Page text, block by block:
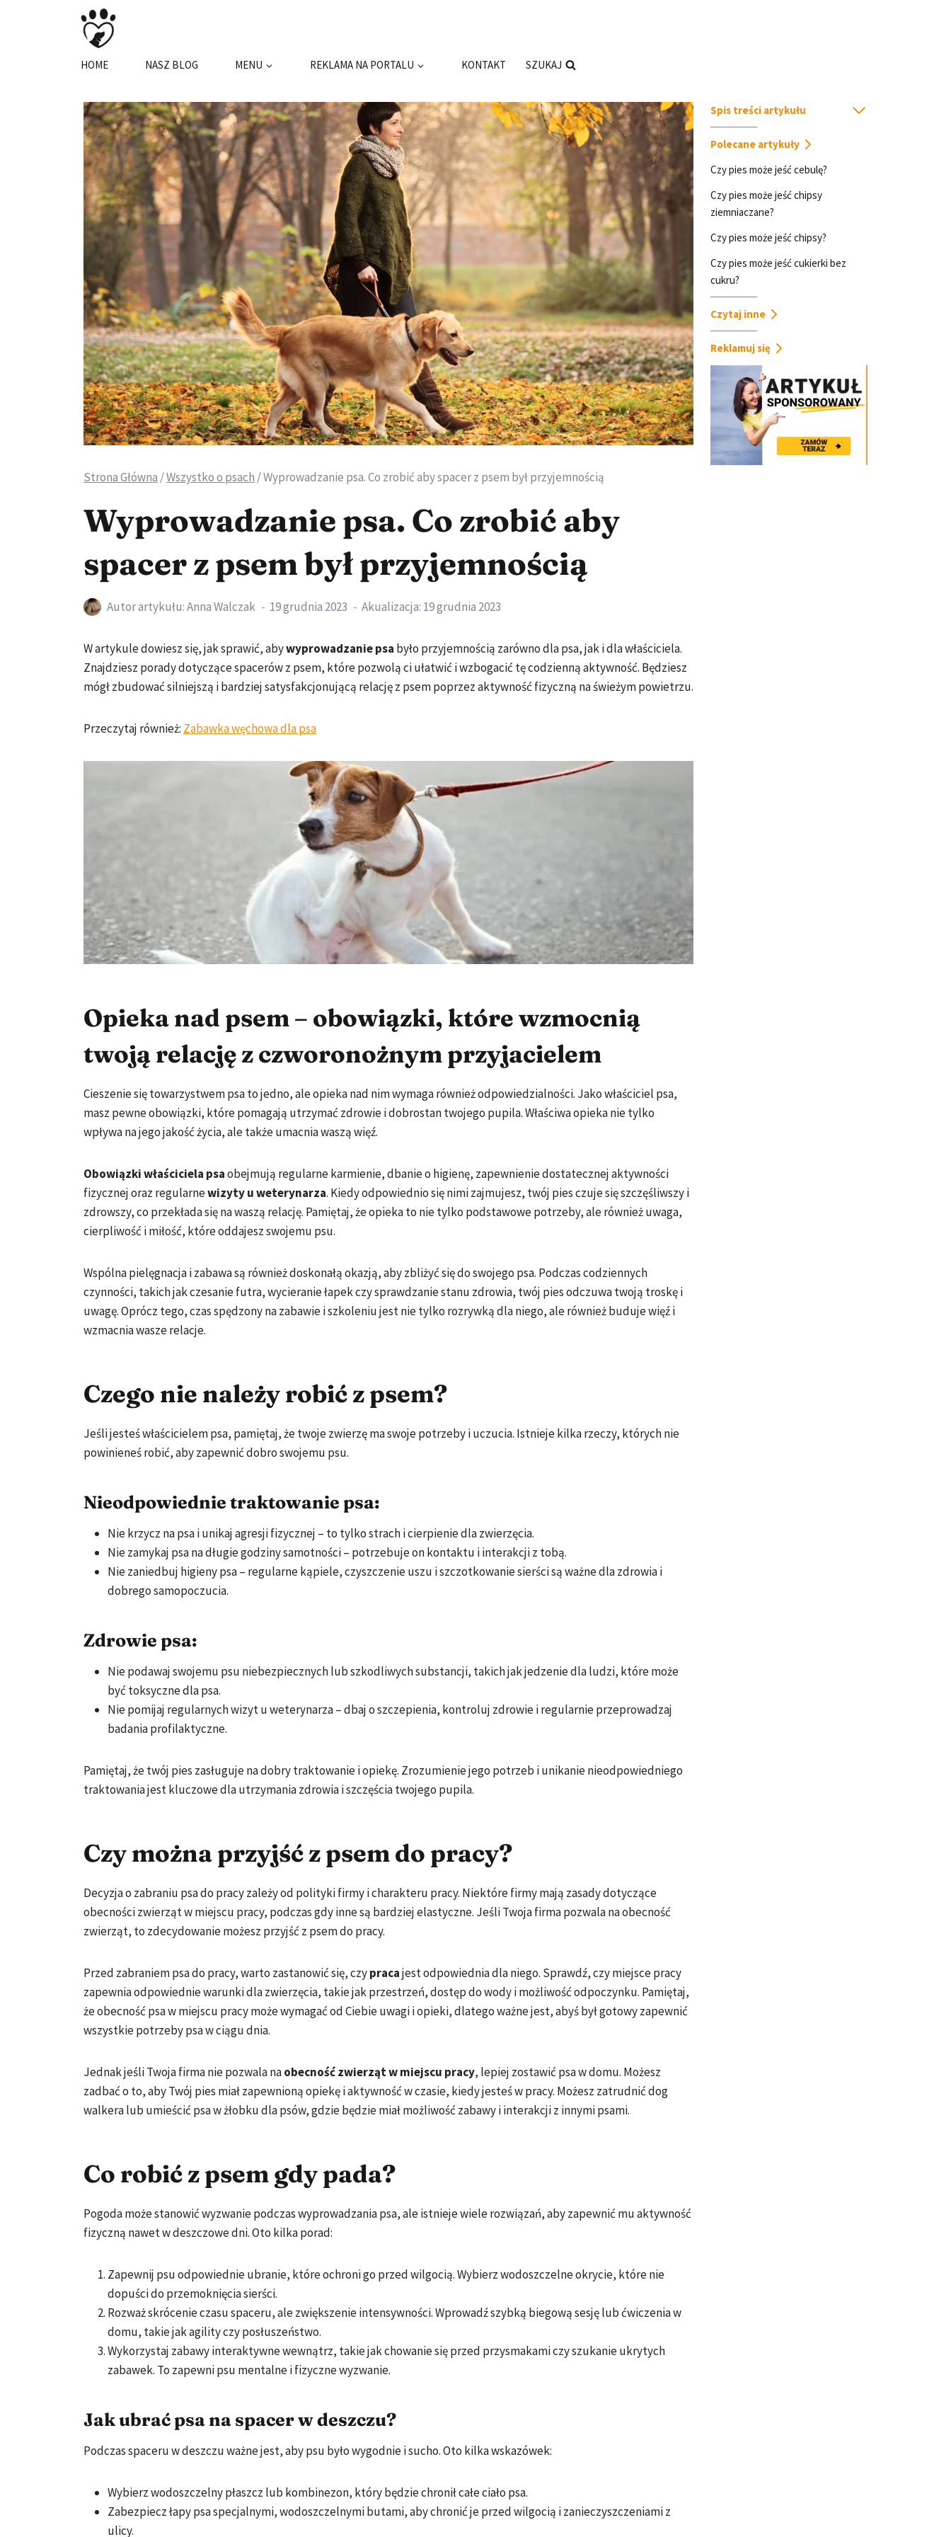
HOME NASZ BLOG MENU REKLAMA NA PORTALU KONTAKT SZUKAJ
Strona Główna /Wszystko o psach /Wyprowadzanie psa. Co zrobić aby spacer z psem był przyjemnością
Wyprowadzanie psa. Co zrobić aby
spacer z psem był przyjemnością
Autor artykułu:Anna Walczak 19 grudnia 2023 Akualizacja: 19 grudnia 2023
W artykule dowiesz się, jak sprawić, abywyprowadzanie psa było przyjemnością zarówno dla psa, jak i dla właściciela.
Znajdziesz porady dotyczące spacerów z psem, które pozwolą ci ułatwić i wzbogacić tę codzienną aktywność. Będziesz
mógł zbudować silniejszą i bardziej satysfakcjonującą relację z psem poprzez aktywność fizyczną na świeżym powietrzu.
Przeczytaj również: Zabawka węchowa dla psa
Opieka nad psem – obowiązki, które wzmocnią
twoją relację z czworonożnym przyjacielem
Cieszenie się towarzystwem psa to jedno, ale opieka nad nim wymaga również odpowiedzialności. Jako właściciel psa,
masz pewne obowiązki, które pomagają utrzymać zdrowie i dobrostan twojego pupila. Właściwa opieka nie tylko
wpływa na jego jakość życia, ale także umacnia waszą więź.
Obowiązki właściciela psaobejmują regularne karmienie, dbanie o higienę, zapewnienie dostatecznej aktywności
fizycznej oraz regularnewizyty u weterynarza. Kiedy odpowiednio się nimi zajmujesz, twój pies czuje się szczęśliwszy i
zdrowszy, co przekłada się na waszą relację. Pamiętaj, że opieka to nie tylko podstawowe potrzeby, ale również uwaga,
cierpliwość i miłość, które oddajesz swojemu psu.
Wspólna pielęgnacja i zabawa są również doskonałą okazją, aby zbliżyć się do swojego psa. Podczas codziennych
czynności, takich jak czesanie futra, wycieranie łapek czy sprawdzanie stanu zdrowia, twój pies odczuwa twoją troskę i
uwagę. Oprócz tego, czas spędzony na zabawie i szkoleniu jest nie tylko rozrywką dla niego, ale również buduje więź i
wzmacnia wasze relacje.
Czego nie należy robić z psem?
Jeśli jesteś właścicielem psa, pamiętaj, że twoje zwierzę ma swoje potrzeby i uczucia. Istnieje kilka rzeczy, których nie
powinieneś robić, aby zapewnić dobro swojemu psu.
Nieodpowiednie traktowanie psa:
Nie krzycz na psa i unikaj agresji fizycznej – to tylko strach i cierpienie dla zwierzęcia.
Nie zamykaj psa na długie godziny samotności – potrzebuje on kontaktu i interakcji z tobą.
Nie zaniedbuj higieny psa – regularne kąpiele, czyszczenie uszu i szczotkowanie sierści są ważne dla zdrowia i
dobrego samopoczucia.
Zdrowie psa:
Nie podawaj swojemu psu niebezpiecznych lub szkodliwych substancji, takich jak jedzenie dla ludzi, które może
być toksyczne dla psa.
Nie pomijaj regularnych wizyt u weterynarza – dbaj o szczepienia, kontroluj zdrowie i regularnie przeprowadzaj
badania profilaktyczne.
Pamiętaj, że twój pies zasługuje na dobry traktowanie i opiekę. Zrozumienie jego potrzeb i unikanie nieodpowiedniego
traktowania jest kluczowe dla utrzymania zdrowia i szczęścia twojego pupila.
Czy można przyjść z psem do pracy?
Decyzja o zabraniu psa do pracy zależy od polityki firmy i charakteru pracy. Niektóre firmy mają zasady dotyczące
obecności zwierząt w miejscu pracy, podczas gdy inne są bardziej elastyczne. Jeśli Twoja firma pozwala na obecność
zwierząt, to zdecydowanie możesz przyjść z psem do pracy.
Przed zabraniem psa do pracy, warto zastanowić się, czypracajest odpowiednia dla niego. Sprawdź, czy miejsce pracy
zapewnia odpowiednie warunki dla zwierzęcia, takie jak przestrzeń, dostęp do wody i możliwość odpoczynku. Pamiętaj,
że obecność psa w miejscu pracy może wymagać od Ciebie uwagi i opieki, dlatego ważne jest, abyś był gotowy zapewnić
wszystkie potrzeby psa w ciągu dnia.
Jednak jeśli Twoja firma nie pozwala naobecność zwierząt w miejscu pracy, lepiej zostawić psa w domu. Możesz
zadbać o to, aby Twój pies miał zapewnioną opiekę i aktywność w czasie, kiedy jesteś w pracy. Możesz zatrudnić dog
walkera lub umieścić psa w żłobku dla psów, gdzie będzie miał możliwość zabawy i interakcji z innymi psami.
Co robić z psem gdy pada?
Pogoda może stanowić wyzwanie podczas wyprowadzania psa, ale istnieje wiele rozwiązań, aby zapewnić mu aktywność
fizyczną nawet w deszczowe dni. Oto kilka porad:
Zapewnij psu odpowiednie ubranie, które ochroni go przed wilgocią. Wybierz wodoszczelne okrycie, które nie
dopuści do przemoknięcia sierści.
Rozważ skrócenie czasu spaceru, ale zwiększenie intensywności. Wprowadź szybką biegową sesję lub ćwiczenia w
domu, takie jak agility czy posłuszeństwo.
Wykorzystaj zabawy interaktywne wewnątrz, takie jak chowanie się przed przysmakami czy szukanie ukrytych
zabawek. To zapewni psu mentalne i fizyczne wyzwanie.
Jak ubrać psa na spacer w deszczu?
Podczas spaceru w deszczu ważne jest, aby psu było wygodnie i sucho. Oto kilka wskazówek:
Wybierz wodoszczelny płaszcz lub kombinezon, który będzie chronił całe ciało psa.
Zabezpiecz łapy psa specjalnymi, wodoszczelnymi butami, aby chronić je przed wilgocią i zanieczyszczeniami z
ulicy.
Spis treści artykułu
Polecane artykuły
Czy pies może jeść cebulę?
Czy pies może jeść chipsy
ziemniaczane?
Czy pies może jeść chipsy?
Czy pies może jeść cukierki bez
cukru?
Czytaj inne
Reklamuj się